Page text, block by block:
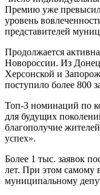
Премию уже
уровень
представителей
Продолжается
Новороссии. Из
Херсонской и
поступило более 800
Топ-3 номинаций по
для будущих
благополучие
успех».
Более 1 тыс. заявок
лет. При этом самому
муниципальному